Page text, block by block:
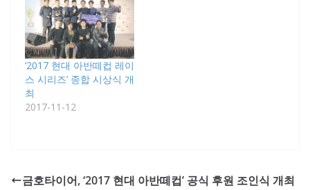
‘2017 현대 아반떼컵 레이
스 시리즈’ 종합 시상식 개
최
2017-11-12
금호타이어, ‘2017 현대 아반떼컵’ 공식 후원 조인식 개최